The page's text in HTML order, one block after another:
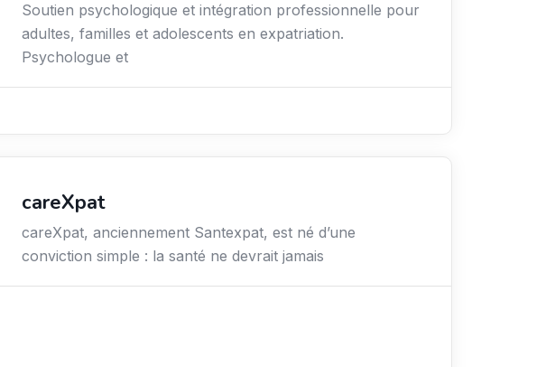
Soutien psychologique et intégration professionnelle pour
adultes, familles et adolescents en expatriation.
Psychologue et
careXpat
careXpat, anciennement Santexpat, est né d’une
conviction simple : la santé ne devrait jamais